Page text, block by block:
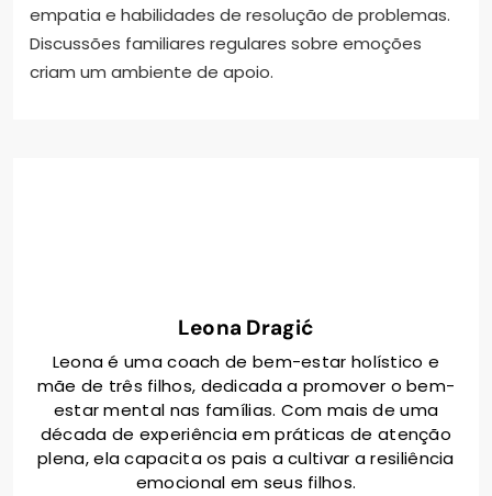
empatia e habilidades de resolução de problemas.
Discussões familiares regulares sobre emoções
criam um ambiente de apoio.
Leona Dragić
Leona é uma coach de bem-estar holístico e
mãe de três filhos, dedicada a promover o bem-
estar mental nas famílias. Com mais de uma
década de experiência em práticas de atenção
plena, ela capacita os pais a cultivar a resiliência
emocional em seus filhos.